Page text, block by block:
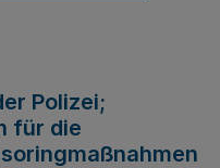
Polizei;
für die